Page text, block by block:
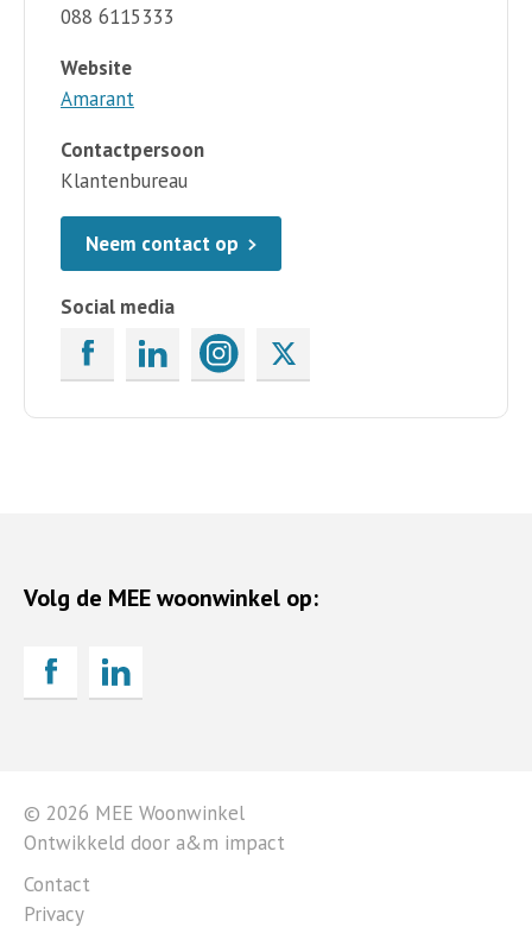
088 6115333
Website
Amarant
Contactpersoon
Klantenbureau
Neem contact op
Social media
Volg de MEE woonwinkel op:
© 2026 MEE Woonwinkel
Ontwikkeld door a&m impact
Contact
Privacy